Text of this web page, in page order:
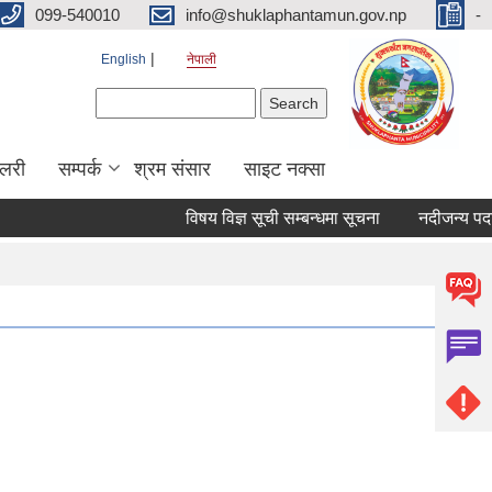
099-540010 info@shuklaphantamun.gov.np -
English नेपाली
सम्पर्क श्रम संसार साइट नक्सा
विषय विज्ञ सूची सम्बन्धमा सूचना नदीजन्य